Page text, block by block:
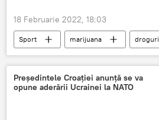
18 Februarie 2022, 18:03
Sport marijuana
droguri
fotbal
Tiraspol
februarie
Știri din Moldova
Președintele Croației anunță se va
opune aderării Ucrainei la NATO